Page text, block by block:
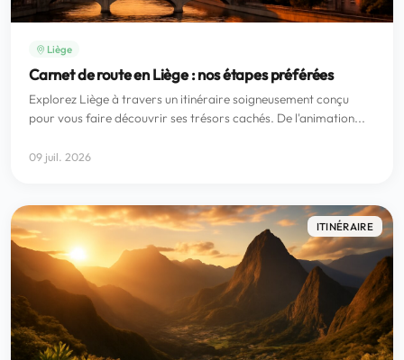
Liège
Carnet de route en Liège : nos étapes préférées
Explorez Liège à travers un itinéraire soigneusement conçu
pour vous faire découvrir ses trésors cachés. De l'animation...
09 juil. 2026
ITINÉRAIRE